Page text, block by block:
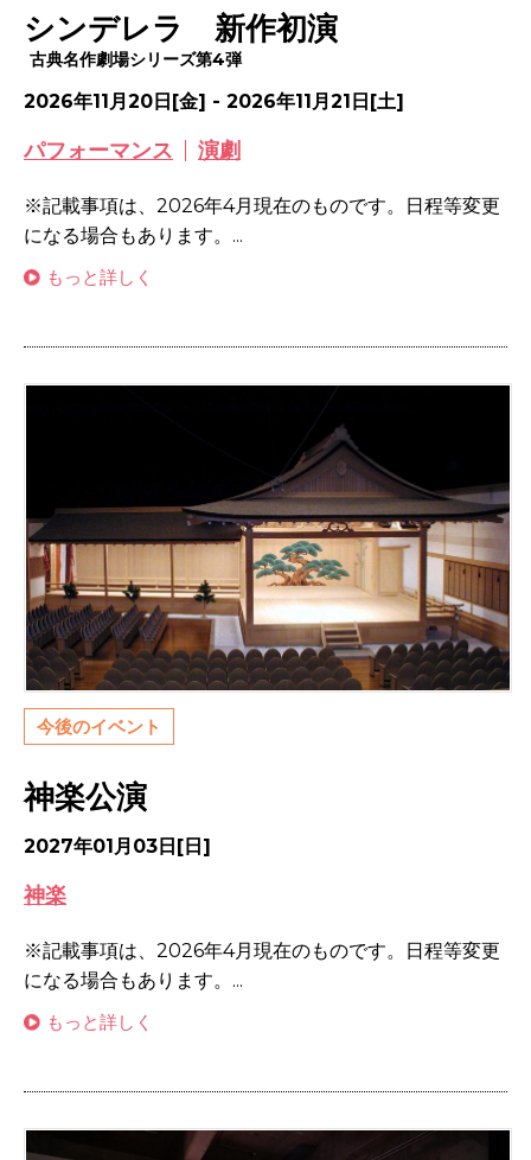
シンデレラ 新作初演
古典名作劇場シリーズ第4弾
2026年11月20日[金] - 2026年11月21日[土]
パフォーマンス 演劇
※記載事項は、2026年4月現在のものです。日程等変更
になる場合もあります。...
もっと詳しく
今後のイベント
神楽公演
2027年01月03日[日]
神楽
※記載事項は、2026年4月現在のものです。日程等変更
になる場合もあります。...
もっと詳しく